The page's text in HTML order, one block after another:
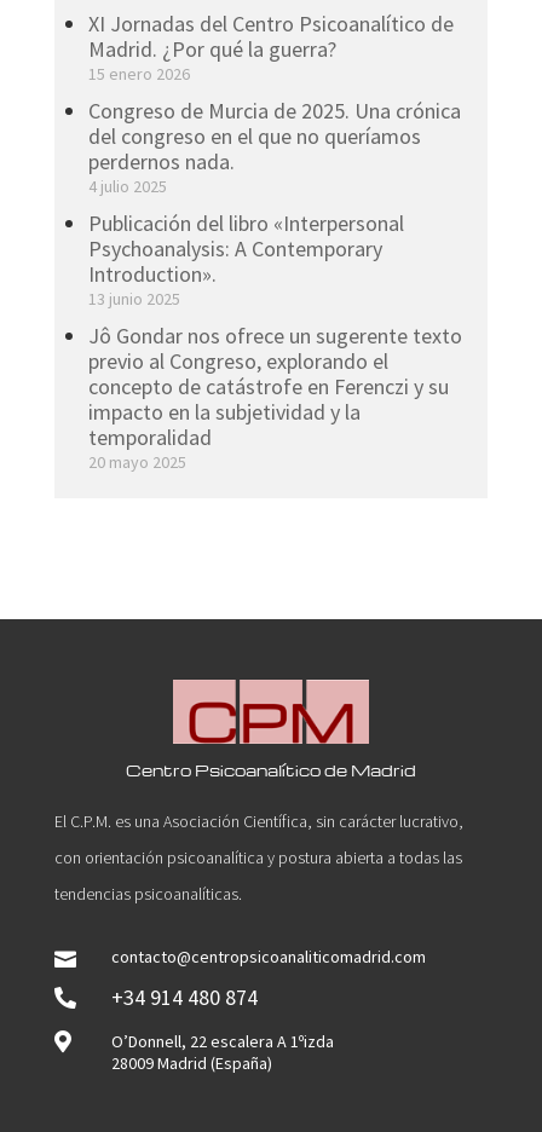
XI Jornadas del Centro Psicoanalítico de
Madrid. ¿Por qué la guerra?
15 enero 2026
Congreso de Murcia de 2025. Una crónica
del congreso en el que no queríamos
perdernos nada.
4 julio 2025
Publicación del libro «Interpersonal
Psychoanalysis: A Contemporary
Introduction».
13 junio 2025
Jô Gondar nos ofrece un sugerente texto
previo al Congreso, explorando el
concepto de catástrofe en Ferenczi y su
impacto en la subjetividad y la
temporalidad
20 mayo 2025
Centro Psicoanalítico de Madrid
El C.P.M. es una Asociación Científica, sin carácter lucrativo,
con orientación psicoanalítica y postura abierta a todas las
tendencias psicoanalíticas.

contacto@centropsicoanaliticomadrid.com

+34 914 480 874

O’Donnell, 22 escalera A 1ºizda
28009 Madrid (España)